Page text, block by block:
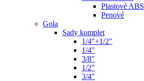
Plastové ABS
Penové
Gola
Sady komplet
1/4"+1/2"
1/4"
3/8"
1/2"
3/4"